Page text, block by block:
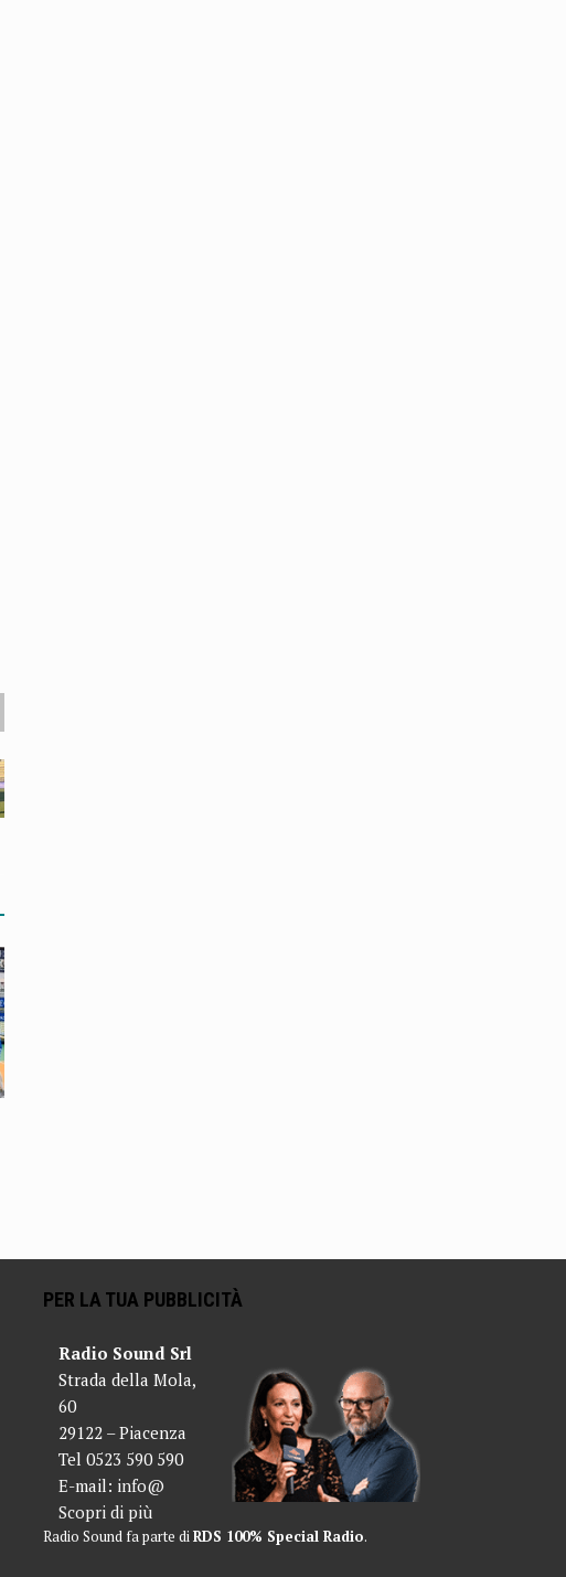
PER LA TUA PUBBLICITÀ
Radio Sound Srl
Strada della Mola,
60
29122 – Piacenza
Tel 0523 590 590
E-mail: info@
Scopri di più
Radio Sound fa parte diRDS 100% Special Radio.